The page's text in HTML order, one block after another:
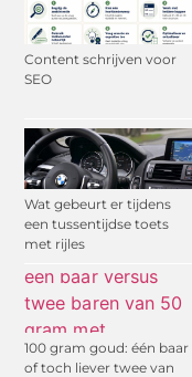
Content schrijven voor
SEO
Wat gebeurt er tijdens
een tussentijdse toets
met rijles
100 gram goud: één baar
of toch liever twee van